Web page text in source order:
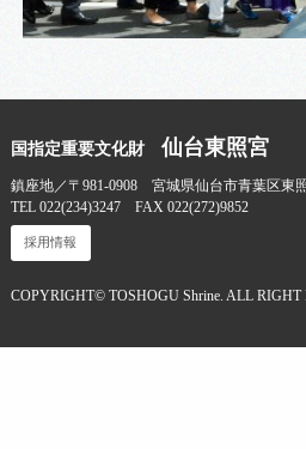
国指定重要文化財 仙台東照宮
鎮座地／〒981-0908 宮城県仙台市青葉区東
TEL 022(234)3247 FAX 022(272)9852
採用情報
COPYRIGHT© TOSHOGU Shrine. ALL RIGHT